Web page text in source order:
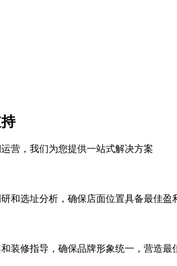
营，我们为您提供一站式解决方案
和选址分析，确保店面位置具备最佳盈
装修指导，确保品牌形象统一，营造最